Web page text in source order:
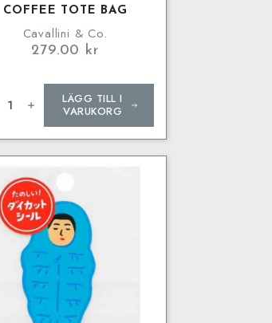
COFFEE TOTE BAG
Cavallini & Co.
279.00 kr
LÄGG TILL I
VARUKORG